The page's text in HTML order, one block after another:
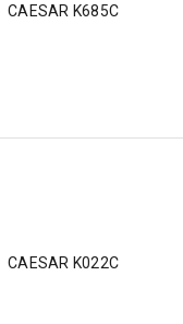
CAESAR K685C
CAESAR K022C